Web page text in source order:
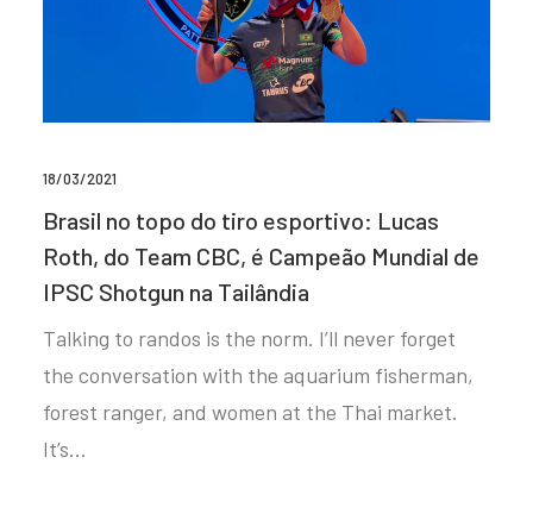
18/03/2021
Brasil no topo do tiro esportivo: Lucas
Roth, do Team CBC, é Campeão Mundial de
IPSC Shotgun na Tailândia
Talking to randos is the norm. I’ll never forget
the conversation with the aquarium fisherman,
forest ranger, and women at the Thai market.
It’s…